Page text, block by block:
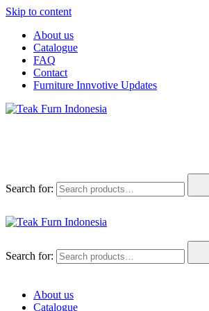
Skip to content
About us
Catalogue
FAQ
Contact
Furniture Innvotive Updates
Search for:
Search for:
About us
Catalogue